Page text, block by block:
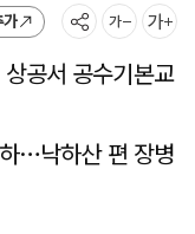
공서 공수기본교
…낙하산 편 장병